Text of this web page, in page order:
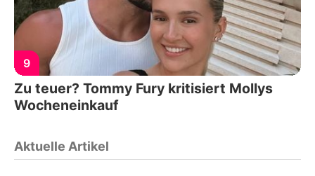
9
Zu teuer? Tommy Fury kritisiert Mollys
Wocheneinkauf
Aktuelle Artikel